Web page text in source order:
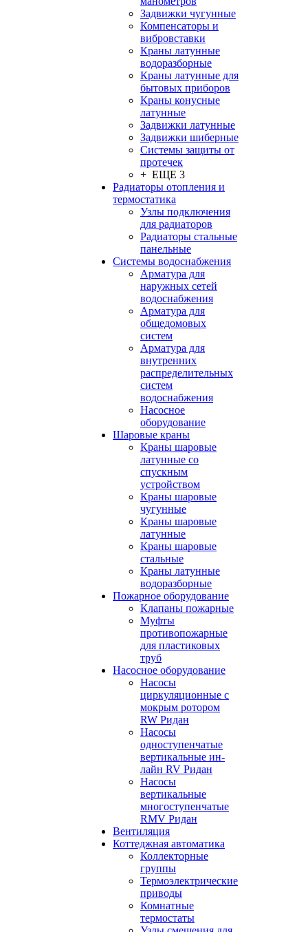
Задвижки чугунные
Компенсаторы и
вибровставки
Краны латунные
водоразборные
Краны латунные для
бытовых приборов
Краны конусные
латунные
Задвижки латунные
Задвижки шиберные
Системы защиты от
протечек
+ ЕЩЕ 3
Радиаторы отопления и
термостатика
Узлы подключения
для радиаторов
Радиаторы стальные
панельные
Системы водоснабжения
Арматура для
наружных сетей
водоснабжения
Арматура для
общедомовых
систем
Арматура для
внутренних
распределительных
систем
водоснабжения
Насосное
оборудование
Шаровые краны
Краны шаровые
латунные со
спускным
устройством
Краны шаровые
чугунные
Краны шаровые
латунные
Краны шаровые
стальные
Краны латунные
водоразборные
Пожарное оборудование
Клапаны пожарные
Муфты
противопожарные
для пластиковых
труб
Насосное оборудование
Насосы
циркуляционные с
мокрым ротором
RW Ридан
Насосы
одноступенчатые
вертикальные ин-
лайн RV Ридан
Насосы
вертикальные
многоступенчатые
RMV Ридан
Вентиляция
Коттеджная автоматика
Коллекторные
группы
Термоэлектрические
приводы
Комнатные
термостаты